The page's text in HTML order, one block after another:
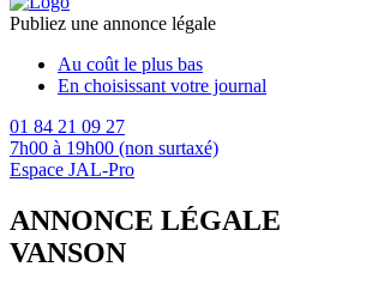
Publiez une annonce légale
Au coût le plus bas
En choisissant votre journal
01 84 21 09 27
7h00 à 19h00 (non surtaxé)
Espace JAL-Pro
ANNONCE LÉGALE
VANSON